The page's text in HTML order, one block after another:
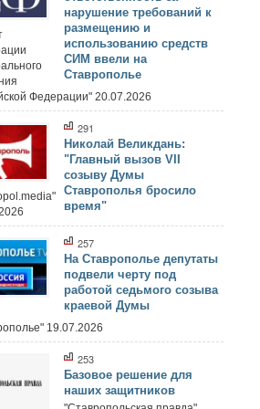
нарушение требований к
размещению и
использованию средств
СИМ ввели на
Ставрополье
Федерации" 20.07.2026
291
Николай Великдань:
"Главный вызов VII
созыву Думы
Ставрополья бросило
время"
257
На Ставрополье депутаты
подвели черту под
работой седьмого созыва
краевой Думы
19.07.2026
253
Базовое решение для
наших защитников